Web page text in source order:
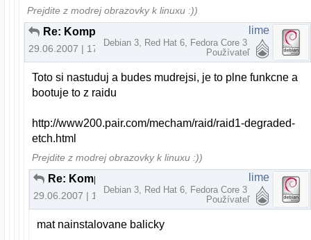
Prejdite z modrej obrazovky k linuxu :))
29.06.2007 | 17:05
lime
Debian 3, Red Hat 6, Fedora Core 3
Používateľ
Toto si nastuduj a budes mudrejsi, je to plne funkcne a
bootuje to z raidu
http://www200.pair.com/mecham/raid/raid1-degraded-
etch.html
Prejdite z modrej obrazovky k linuxu :))
29.06.2007 | 17:10
lime
Debian 3, Red Hat 6, Fedora Core 3
Používateľ
mat nainstalovane balicky